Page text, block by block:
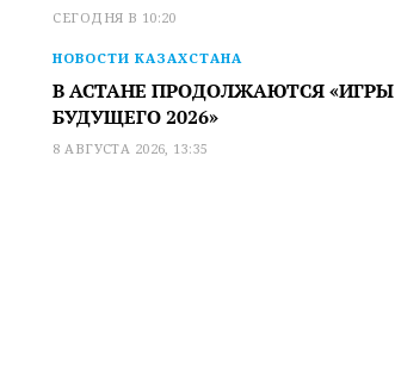
СЕГОДНЯ В 10:20
НОВОСТИ КАЗАХСТАНА
В АСТАНЕ ПРОДОЛЖАЮТСЯ «ИГРЫ
БУДУЩЕГО 2026»
8 АВГУСТА 2026, 13:35